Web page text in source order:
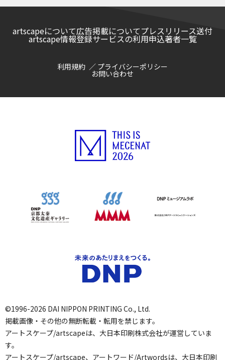
artscapeについて広告掲載についてプレスリリース送付
artscape情報登録サービスの利用申込著者一覧
利用規約 プライバシーポリシー
お問い合わせ
©1996-2026 DAI NIPPON PRINTING Co., Ltd.
掲載画像・その他の無断転載・転用を禁じます。
アートスケープ/artscapeは、大日本印刷株式会社が運営していま
す。
アートスケープ/artscape、アートワード/Artwordsは、大日本印刷